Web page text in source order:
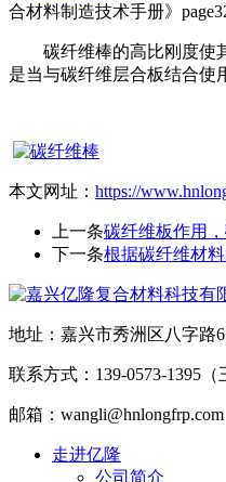
合材料制造技术手册》
碳纤维棒的高比刚度使其
是当与碳纤维层合板结合使
本文网址： https://
上一条碳纤维板作用
下一条根据碳纤维材
地址：嘉兴市秀洲区八字路
联系方式：139-0573-1395（
邮箱：wangli@hnlongfrp.com
走进亿隆
公司简介